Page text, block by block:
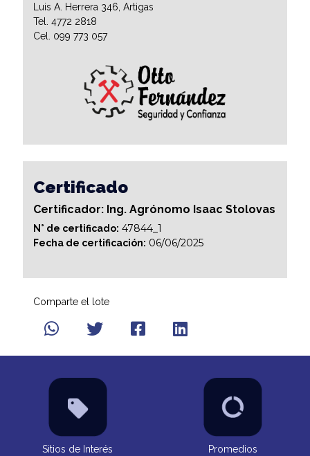
Luis A. Herrera 346, Artigas
Tel. 4772 2818
Cel. 099 773 057
Certificado
Certificador: Ing. Agrónomo Isaac Stolovas
N° de certificado: 47844_1
Fecha de certificación: 06/06/2025
Comparte el lote
Sitios de Interés Promedios